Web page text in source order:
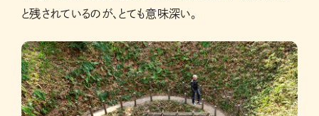
と残されているのが、とても意味深い。